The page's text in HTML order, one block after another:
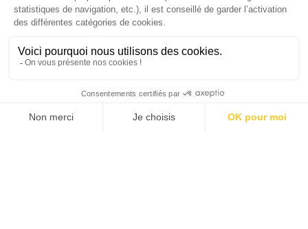
J'ACHÈTE LE NUMÉRO
JE M'ABONNE 1 AN - 4 NUM.